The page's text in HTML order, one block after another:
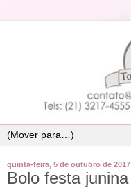
quinta-feira, 5 de outubro de 2017
Bolo festa junina